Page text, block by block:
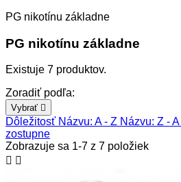
PG nikotínu základne
PG nikotínu základne
Existuje 7 produktov.
Zoradiť podľa:
Vybrať 
Dôležitosť Názvu: A - Z Názvu: Z - A
zostupne
Zobrazuje sa 1-7 z 7 položiek
 